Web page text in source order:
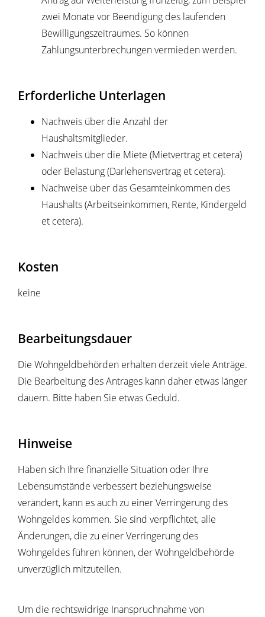
zwei Monate vor Beendigung des laufenden
Bewilligungszeitraumes. So können
Zahlungsunterbrechungen vermieden werden.
Erforderliche Unterlagen
Nachweis über die Anzahl der
Haushaltsmitglieder.
Nachweis über die Miete (Mietvertrag et cetera)
oder Belastung (Darlehensvertrag et cetera).
Nachweise über das Gesamteinkommen des
Haushalts (Arbeitseinkommen, Rente, Kindergeld
et cetera).
Kosten
keine
Bearbeitungsdauer
Die Wohngeldbehörden erhalten derzeit viele Anträge.
Die Bearbeitung des Antrages kann daher etwas länger
dauern. Bitte haben Sie etwas Geduld.
Hinweise
Haben sich Ihre finanzielle Situation oder Ihre
Lebensumstände verbessert beziehungsweise
verändert, kann es auch zu einer Verringerung des
Wohngeldes kommen. Sie sind verpflichtet, alle
Änderungen, die zu einer Verringerung des
Wohngeldes führen können, der Wohngeldbehörde
unverzüglich mitzuteilen.
Um die rechtswidrige Inanspruchnahme von